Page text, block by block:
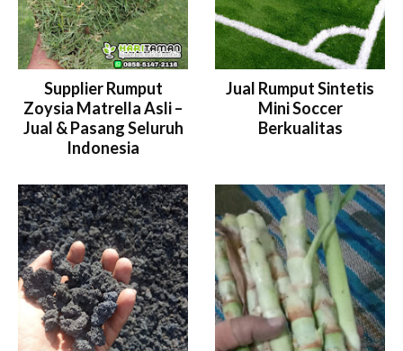
Supplier Rumput
Zoysia Matrella Asli –
Jual & Pasang Seluruh
Indonesia
Jual Rumput Sintetis
Mini Soccer
Berkualitas